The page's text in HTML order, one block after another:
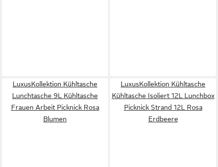
LuxusKollektion Kühltasche
Lunchtasche 9L Kühltasche
Frauen Arbeit Picknick Rosa
Blumen
LuxusKollektion Kühltasche
Kühltasche Isoliert 12L Lunchbox
Picknick Strand 12L Rosa
Erdbeere